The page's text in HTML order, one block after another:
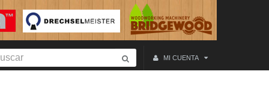
MI CUENTA